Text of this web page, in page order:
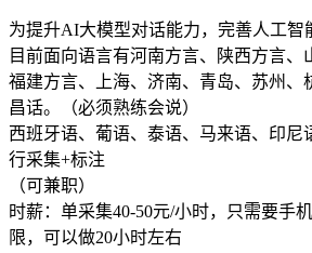
为提升AI大模型对话能力，完善人工智
目前面向语言有河南方言、陕西方言、
福建方言、上海、济南、青岛、苏州、
昌话。（必须熟练会说）
西班牙语、葡语、泰语、马来语、印尼
行采集+标注
（可兼职）
时薪：单采集40-50元/小时，只需要手
限，可以做20小时左右